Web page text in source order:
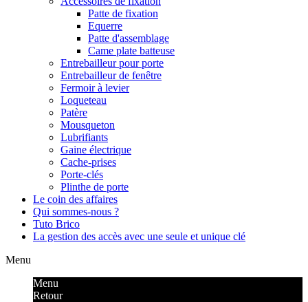
Patte de fixation
Equerre
Patte d'assemblage
Came plate batteuse
Entrebailleur pour porte
Entrebailleur de fenêtre
Fermoir à levier
Loqueteau
Patère
Mousqueton
Lubrifiants
Gaine électrique
Cache-prises
Porte-clés
Plinthe de porte
Le coin des affaires
Qui sommes-nous ?
Tuto Brico
La gestion des accès avec une seule et unique clé
Menu
Menu
Retour